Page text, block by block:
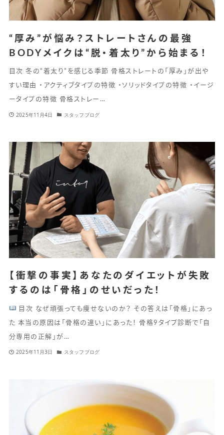
“厚み”が悩み？ストレートさんの最強
BODYメイクは“脱・着太り”から始まる！
目次 冬の“着太り”を感じる季節 骨格ストレートの「厚み」が出や
すい理由 ・アクティブタイプの特徴 ・ソリッドタイプの特徴 ・イージ
ータイプの特徴 骨格ストレー…
2025年11月4日 スタッフブログ
【衝撃の事実】あなたのダイエットが失敗
するのは「骨格」のせいだった！
目次 なぜ頑張っても痩せないのか？ その答えは「骨格」にあっ
た 本当の原因は「骨格の違い」にあった！ 骨格9タイプ診断で「自
分専用の正解」が…
2025年11月3日 スタッフブログ